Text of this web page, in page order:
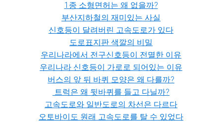
1종 소형면허는 왜 없을까?
부산지하철의 재미있는 사실
신호등이 달려버린 고속도로가 있다
도로표지판 색깔의 비밀
우리나라에서 전구신호등이 전멸한 이유
우리나라 신호등이 가로로 되어있는 이유
버스의 앞 뒤 바퀴 모양은 왜 다를까?
트럭은 왜 뒷바퀴를 들고 다닐까?
고속도로와 일반도로의 차선은 다르다
오토바이도 원래 고속도로를 탈 수 있었다